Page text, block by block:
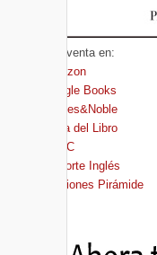
A la venta en:
Amazon
Google Books
Barnes&Noble
Casa del Libro
FNAC
El Corte Inglés
Ediciones Pirámide